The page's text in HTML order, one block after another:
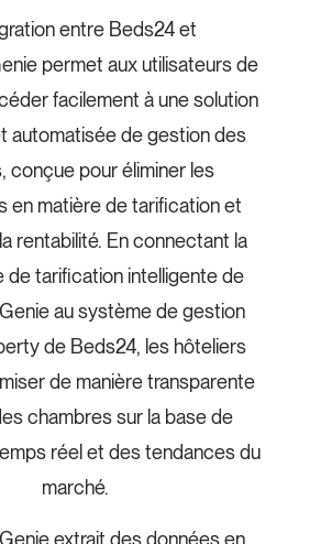
entre Beds24 et
permet aux utilisateurs de
facilement à une solution
automatisée de gestion des
conçue pour éliminer les
en matière de tarification et
rentabilité. En connectant la
de tarification intelligente de
au système de gestion
de Beds24, les hôteliers
de manière transparente
chambres sur la base de
réel et des tendances du
marché.
extrait des données en